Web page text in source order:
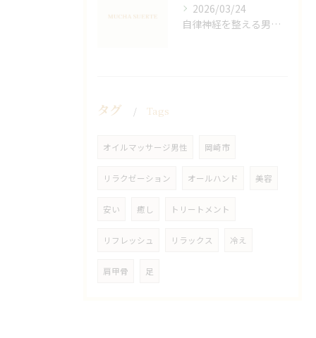
2026/03/24
自律神経を整える男性オイルマッサージ
タグ Tags
オイルマッサージ男性 岡崎市
リラクゼーション オールハンド 美容
安い 癒し トリートメント
リフレッシュ リラックス 冷え
肩甲骨 足